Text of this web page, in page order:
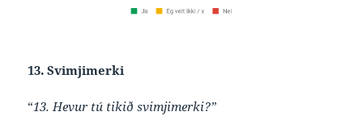
13. Svimjimerki
“13. Hevur tú tikið svimjimerki?”